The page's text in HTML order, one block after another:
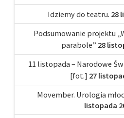
Idziemy do teatru. 28
Podsumowanie projektu
parabole” 28
11 listopada – Narodowe
[fot.] 27
Movember. Urologia
listopada